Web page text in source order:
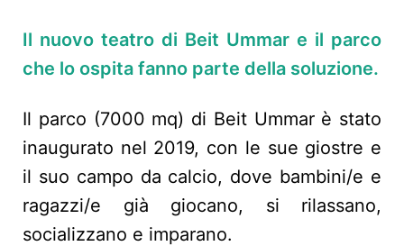
Il nuovo teatro di Beit Ummar e il parco
che lo ospita fanno parte della soluzione.
Il parco (7000 mq) di Beit Ummar è stato
inaugurato nel 2019, con le sue giostre e
il suo campo da calcio, dove bambini/e e
ragazzi/e già giocano, si rilassano,
socializzano e imparano.